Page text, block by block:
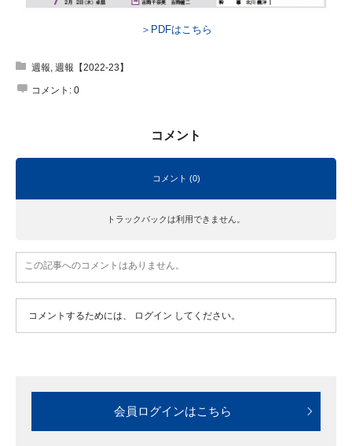
＞PDFはこちら
週報 週報【2022-23】
コメント: 0
コメント
コメント (0)
トラックバックは利用できません。
この記事へのコメントはありません。
コメントするためには、 ログイン してください。
会員ログインはこちら